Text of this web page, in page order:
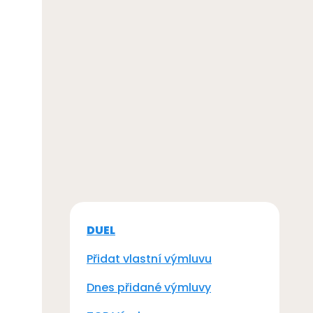
DUEL
Přidat vlastní výmluvu
Dnes přidané výmluvy